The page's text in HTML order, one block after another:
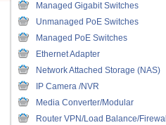
Managed Gigabit Switches
Unmanaged PoE Switches
Managed PoE Switches
Ethernet Adapter
Network Attached Storage (NAS)
IP Camera /NVR
Media Converter/Modular
Router VPN/Load Balance/Firewall